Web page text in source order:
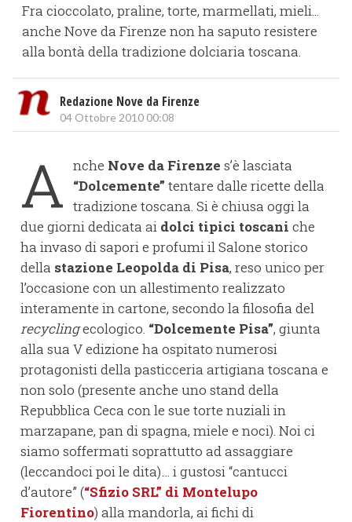
Fra cioccolato, praline, torte, marmellati, mieli...
anche Nove da Firenze non ha saputo resistere
alla bontà della tradizione dolciaria toscana.
Redazione Nove da Firenze
04 Ottobre 2010 00:08
A nche Nove da Firenze s’è lasciata
“Dolcemente” tentare dalle ricette della
tradizione toscana. Si è chiusa oggi la
due giorni dedicata ai dolci tipici toscani che
ha invaso di sapori e profumi il Salone storico
della stazione Leopolda di Pisa, reso unico per
l’occasione con un allestimento realizzato
interamente in cartone, secondo la filosofia del
recyclingecologico. “Dolcemente Pisa”, giunta
alla sua V edizione ha ospitato numerosi
protagonisti della pasticceria artigiana toscana e
non solo (presente anche uno stand della
Repubblica Ceca con le sue torte nuziali in
marzapane, pan di spagna, miele e noci). Noi ci
siamo soffermati soprattutto ad assaggiare
(leccandoci poi le dita)… i gustosi “cantucci
d’autore” (“Sfizio SRL” di Montelupo
Fiorentino) alla mandorla, ai fichi di